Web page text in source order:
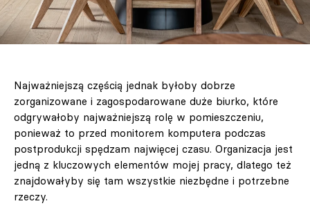
Najważniejszą częścią jednak byłoby dobrze
zorganizowane i zagospodarowane duże biurko, które
odgrywałoby najważniejszą rolę w pomieszczeniu,
ponieważ to przed monitorem komputera podczas
postprodukcji spędzam najwięcej czasu. Organizacja jest
jedną z kluczowych elementów mojej pracy, dlatego też
znajdowałyby się tam wszystkie niezbędne i potrzebne
rzeczy.